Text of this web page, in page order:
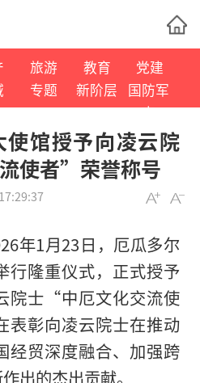
旅游 教育
党建
专题 新阶层
国防军
事
馆授予向凌云院
使者”荣誉称号
年1月23日，厄瓜多尔
行隆重仪式，正式授予
院士“中厄文化交流使
彰向凌云院士在推动
经贸深度融合、加强跨
出的杰出贡献。